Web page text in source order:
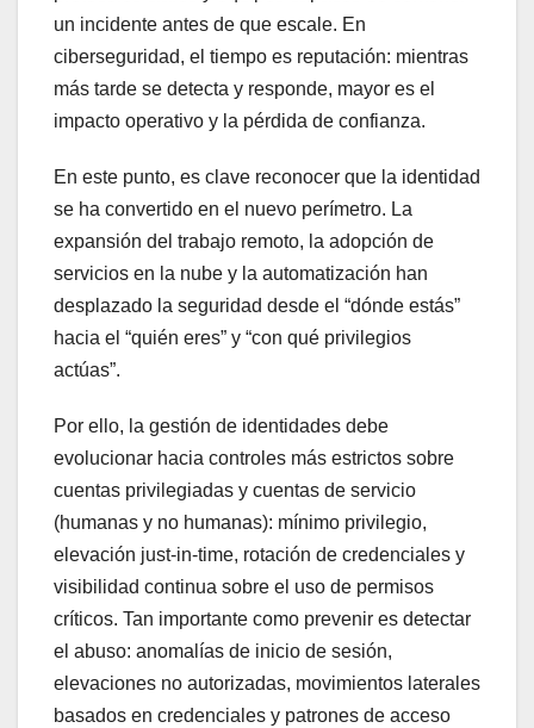
un incidente antes de que escale. En
ciberseguridad, el tiempo es reputación: mientras
más tarde se detecta y responde, mayor es el
impacto operativo y la pérdida de confianza.
En este punto, es clave reconocer que la identidad
se ha convertido en el nuevo perímetro. La
expansión del trabajo remoto, la adopción de
servicios en la nube y la automatización han
desplazado la seguridad desde el “dónde estás”
hacia el “quién eres” y “con qué privilegios
actúas”.
Por ello, la gestión de identidades debe
evolucionar hacia controles más estrictos sobre
cuentas privilegiadas y cuentas de servicio
(humanas y no humanas): mínimo privilegio,
elevación just‑in‑time, rotación de credenciales y
visibilidad continua sobre el uso de permisos
críticos. Tan importante como prevenir es detectar
el abuso: anomalías de inicio de sesión,
elevaciones no autorizadas, movimientos laterales
basados en credenciales y patrones de acceso